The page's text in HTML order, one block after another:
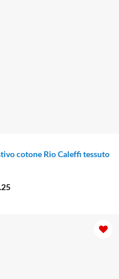
cotone Rio Caleffi tessuto
Fascia